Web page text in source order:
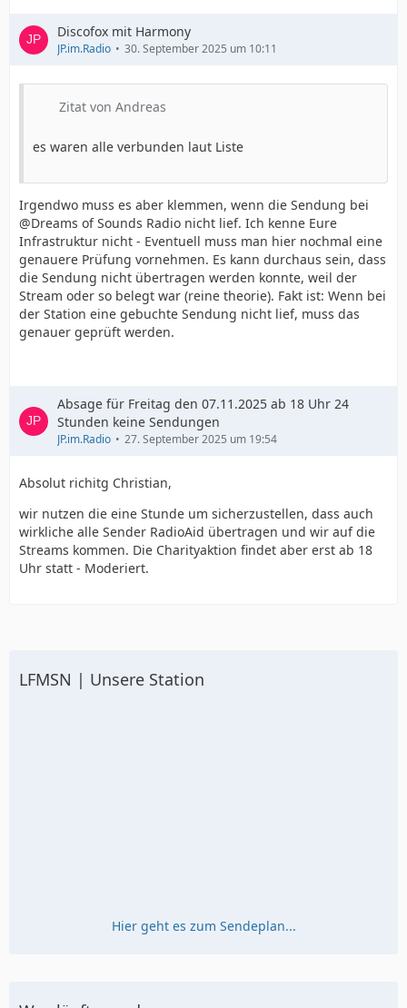
Discofox mit Harmony
JP.im.Radio 30. September 2025 um 10:11
Zitat von Andreas
es waren alle verbunden laut Liste
Irgendwo muss es aber klemmen, wenn die Sendung bei
@Dreams of Sounds Radio nicht lief. Ich kenne Eure
Infrastruktur nicht - Eventuell muss man hier nochmal eine
genauere Prüfung vornehmen. Es kann durchaus sein, dass
die Sendung nicht übertragen werden konnte, weil der
Stream oder so belegt war (reine theorie). Fakt ist: Wenn bei
der Station eine gebuchte Sendung nicht lief, muss das
genauer geprüft werden.
Absage für Freitag den 07.11.2025 ab 18 Uhr 24
Stunden keine Sendungen
JP.im.Radio 27. September 2025 um 19:54
Absolut richitg Christian,
wir nutzen die eine Stunde um sicherzustellen, dass auch
wirkliche alle Sender RadioAid übertragen und wir auf die
Streams kommen. Die Charityaktion findet aber erst ab 18
Uhr statt - Moderiert.
LFMSN | Unsere Station
Hier geht es zum Sendeplan...